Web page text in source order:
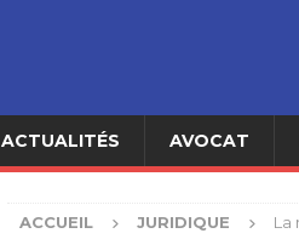
ACTUALITÉS AVOCAT
ACCUEIL JURIDIQUE
La